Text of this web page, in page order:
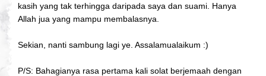
kasih yang tak terhingga daripada saya dan suami. Hanya
Allah jua yang mampu membalasnya.
Sekian, nanti sambung lagi ye. Assalamualaikum :)
P/S: Bahagianya rasa pertama kali solat berjemaah dengan